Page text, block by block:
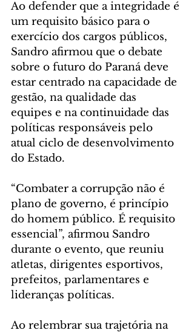
Ao defender que a integridade é
um requisito básico para o
exercício dos cargos públicos,
Sandro afirmou que o debate
sobre o futuro do Paraná deve
estar centrado na capacidade de
gestão, na qualidade das
equipes e na continuidade das
políticas responsáveis pelo
atual ciclo de desenvolvimento
do Estado.
“Combater a corrupção não é
plano de governo, é princípio
do homem público. É requisito
essencial”, afirmou Sandro
durante o evento, que reuniu
atletas, dirigentes esportivos,
prefeitos, parlamentares e
lideranças políticas.
Ao relembrar sua trajetória na